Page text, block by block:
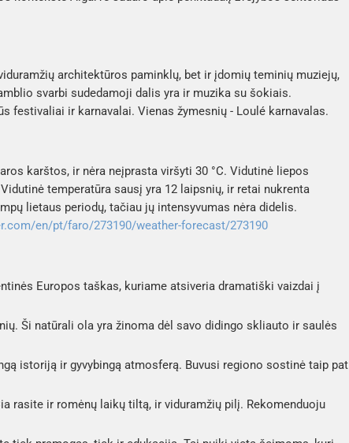
architektūros paminklų, bet ir įdomių teminių muziejų,
svarbi sudedamoji dalis yra ir muzika su šokiais.
festivaliai ir karnavalai. Vienas žymesnių - Loulé karnavalas.
karštos, ir nėra neįprasta viršyti 30 °C. Vidutinė liepos
temperatūra sausį yra 12 laipsnių, ir retai nukrenta
lietaus periodų, tačiau jų intensyvumas nėra didelis.
en/pt/faro/273190/weather-forecast/273190
Europos taškas, kuriame atsiveria dramatiški vaizdai į
Ši natūrali ola yra žinoma dėl savo didingo skliauto ir saulės
istoriją ir gyvybingą atmosferą. Buvusi regiono sostinė taip pat
rasite ir romėnų laikų tiltą, ir viduramžių pilį. Rekomenduoju